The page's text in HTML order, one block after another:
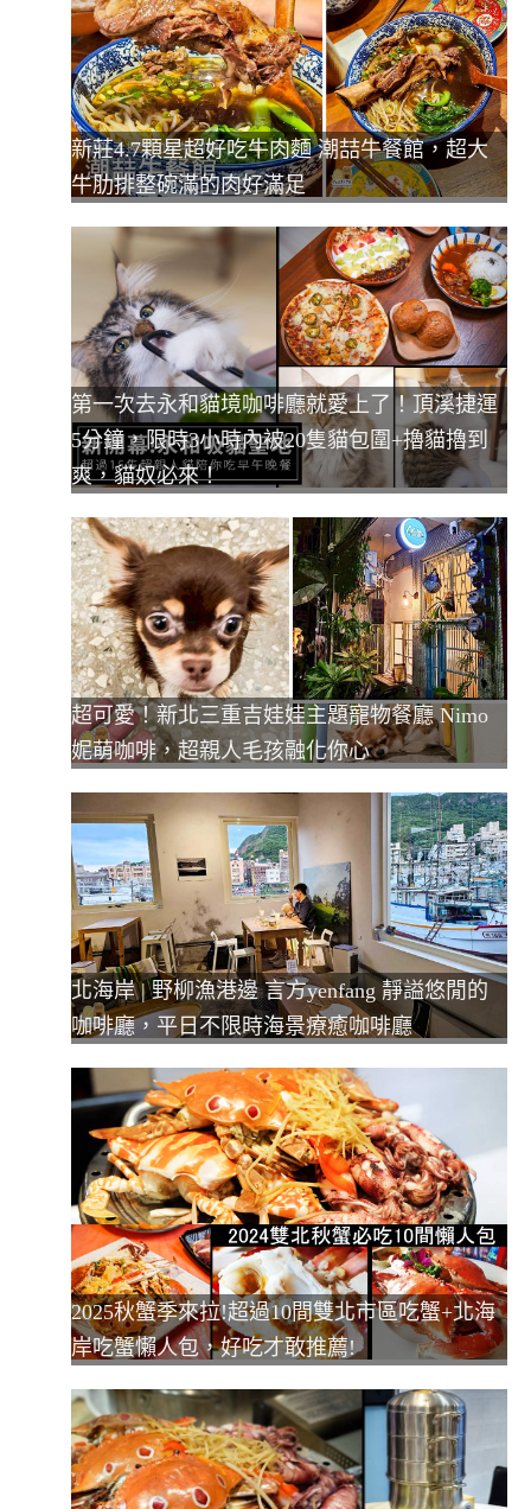
新莊4.7顆星超好吃牛肉麵 潮喆牛餐館，超大
牛肋排整碗滿的肉好滿足
第一次去永和貓境咖啡廳就愛上了！頂溪捷運
5分鐘，限時3小時內被20隻貓包圍+擼貓擼到
爽，貓奴必來！
超可愛！新北三重吉娃娃主題寵物餐廳 Nimo
妮萌咖啡，超親人毛孩融化你心
北海岸 | 野柳漁港邊 言方yenfang 靜謚悠閒的
咖啡廳，平日不限時海景療癒咖啡廳
2025秋蟹季來拉!超過10間雙北市區吃蟹+北海
岸吃蟹懶人包，好吃才敢推薦!